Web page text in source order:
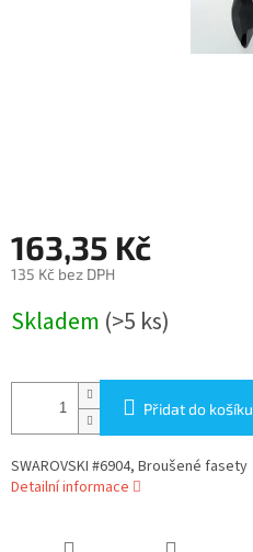
163,35 Kč
135 Kč bez DPH
cena:
Skladem (>5 ks)
Přidat do košíku
SWAROVSKI #6904, Broušené fasety
Detailní informace